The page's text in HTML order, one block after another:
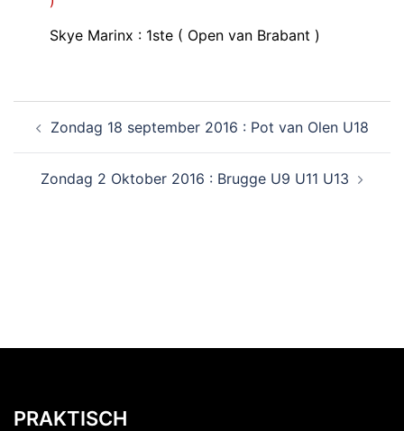
Skye Marinx : 1ste ( Open van Brabant )
Zondag 18 september 2016 : Pot van Olen U18
Zondag 2 Oktober 2016 : Brugge U9 U11 U13
PRAKTISCH